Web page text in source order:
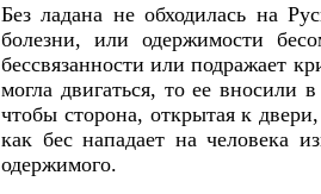
Без ладана не обходилась на
болезни, или одержимости
бессвязанности или подражает
могла двигаться, то ее вносили
чтобы сторона, открытая к
как бес нападает на человека
одержимого.